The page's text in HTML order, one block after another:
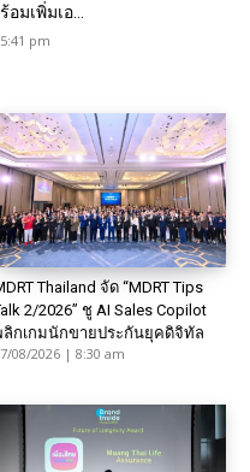
มเพิ่มเอ...
pm
Thailand จัด “MDRT Tips
2/2026” ชู AI Sales Copilot
กเกมนักขายประกันยุคดิจิทัล
08/2026 | 8:30 am